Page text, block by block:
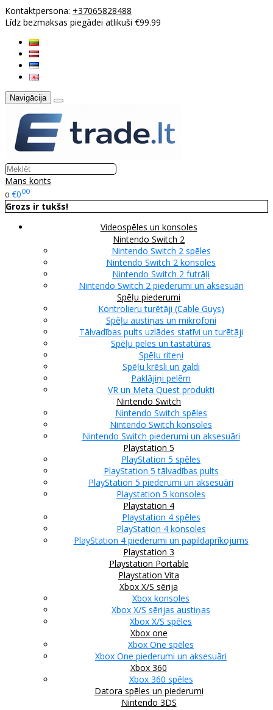
Kontaktpersona: +37065828488
Līdz bezmaksas piegādei atlikuši €99.99
Navigācija
Mans konts
0 €000
Grozs ir tukšs!
Videospēles un konsoles
Nintendo Switch 2
Nintendo Switch 2 spēles
Nintendo Switch 2 konsoles
Nintendo Switch 2 futrāļi
Nintendo Switch 2 piederumi un aksesuāri
Spēļu piederumi
Kontrolieru turētāji (Cable Guys)
Spēļu austiņas un mikrofoni
Tālvadības pults uzlādes statīvi un turētāji
Spēļu peles un tastatūras
Spēļu riteņi
Spēļu krēsli un galdi
Paklājiņi pelēm
VR un Meta Quest produkti
Nintendo Switch
Nintendo Switch spēles
Nintendo Switch konsoles
Nintendo Switch piederumi un aksesuāri
Playstation 5
PlayStation 5 spēles
PlayStation 5 tālvadības pults
PlayStation 5 piederumi un aksesuāri
Playstation 5 konsoles
Playstation 4
Playstation 4 spēles
PlayStation 4 konsoles
PlayStation 4 piederumi un papildaprīkojums
Playstation 3
Playstation Portable
Playstation Vita
Xbox X/S sērija
Xbox konsoles
Xbox X/S sērijas austiņas
Xbox X/S spēles
Xbox one
Xbox One spēles
Xbox One piederumi un aksesuāri
Xbox 360
Xbox 360 spēles
Datora spēles un piederumi
Nintendo 3DS